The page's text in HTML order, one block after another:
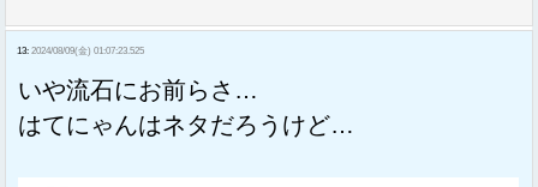
13: 2024/08/09(金) 01:07:23.525
いや流石にお前らさ…
はてにゃんはネタだろうけど…